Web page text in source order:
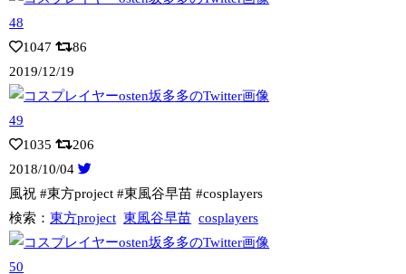
1047
86
2019/12/19
1035
206
2018/10/04
風祝 #東方project #東風谷早苗 #cosplayers
検索：東方project 東風谷早苗 cosplayers